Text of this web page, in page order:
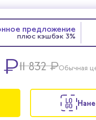
предложение
плюс кэшбэк 3%
₽11 832₽Обычная